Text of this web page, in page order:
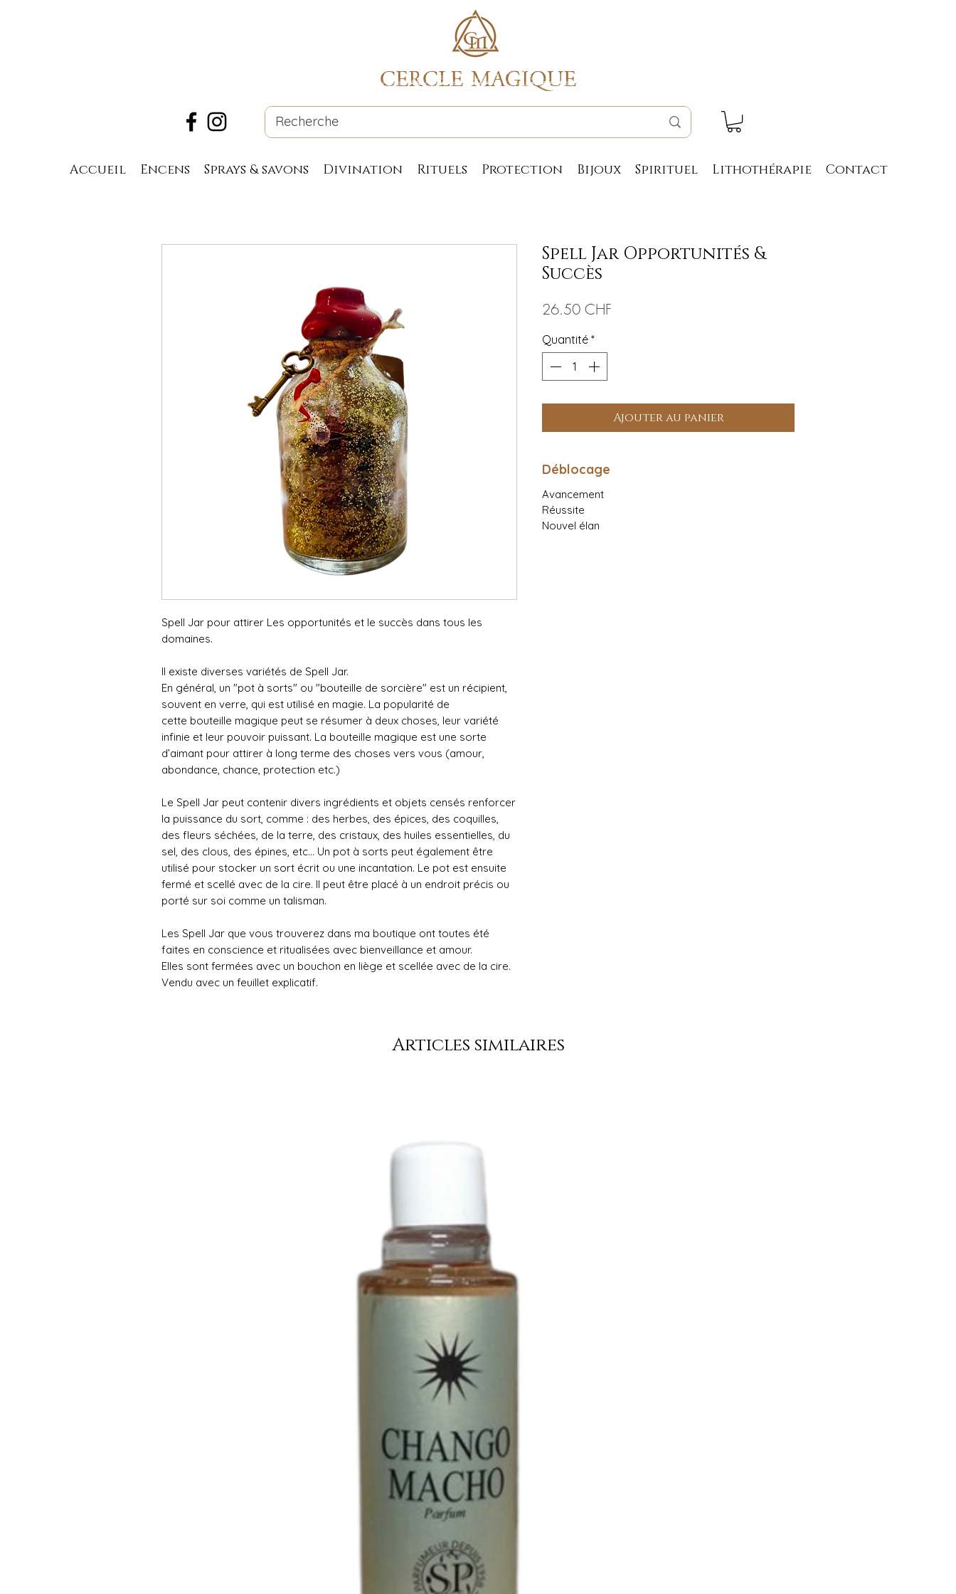
CERCLE MAGIQUE
Accueil Encens Sprays & savons Divination Rituels Protection Bijoux Spirituel Lithothérapie Contact
Spell Jar pour attirer Les opportunités et le succès dans tous les
domaines.
Il existe diverses variétés de Spell Jar.
En général, un "pot à sorts" ou "bouteille de sorcière" est un récipient,
souvent en verre, qui est utilisé en magie. La popularité de
cette bouteille magique peut se résumer à deux choses, leur variété
infinie et leur pouvoir puissant. La bouteille magique est une sorte
d’aimant pour attirer à long terme des choses vers vous (amour,
abondance, chance, protection etc.)
Le Spell Jar peut contenir divers ingrédients et objets censés renforcer
la puissance du sort, comme : des herbes, des épices, des coquilles,
des fleurs séchées, de la terre, des cristaux, des huiles essentielles, du
sel, des clous, des épines, etc... Un pot à sorts peut également être
utilisé pour stocker un sort écrit ou une incantation. Le pot est ensuite
fermé et scellé avec de la cire. Il peut être placé à un endroit précis ou
porté sur soi comme un talisman.
Les Spell Jar que vous trouverez dans ma boutique ont toutes été
faites en conscience et ritualisées avec bienveillance et amour.
Elles sont fermées avec un bouchon en liège et scellée avec de la cire.
Vendu avec un feuillet explicatif.
Spell Jar Opportunités &
Succès
26.50 CHF
Quantité *
Ajouter au panier
Déblocage
Avancement
Réussite
Nouvel élan
Articles similaires